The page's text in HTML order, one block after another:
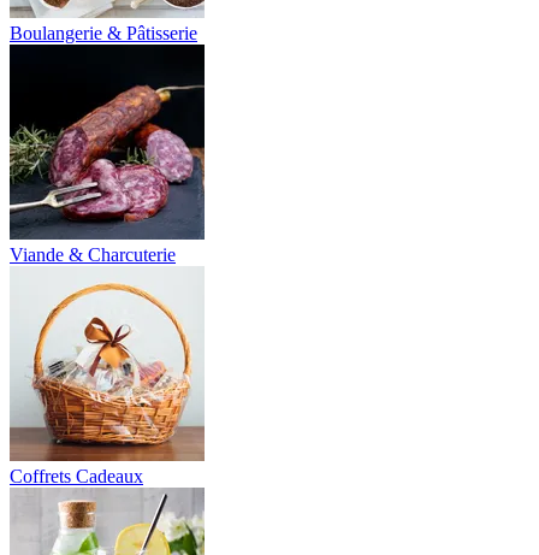
Boulangerie & Pâtisserie
Viande & Charcuterie
Coffrets Cadeaux